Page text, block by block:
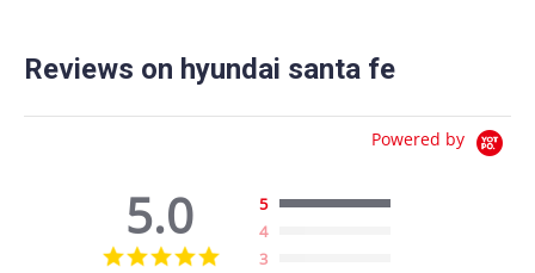
Reviews on hyundai santa fe
Powered by
5.0
5
4
3